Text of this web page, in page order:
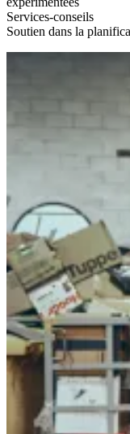
Services-conseils
Soutien dans la